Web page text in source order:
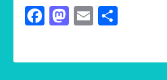
Facebook
Mastodon
Email